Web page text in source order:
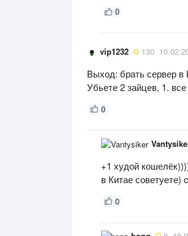
0
vip1232 130
Выход: брать сервер в
Убьете 2 зайцев, 1.
0
+1 худой
в Китае советуете)
0